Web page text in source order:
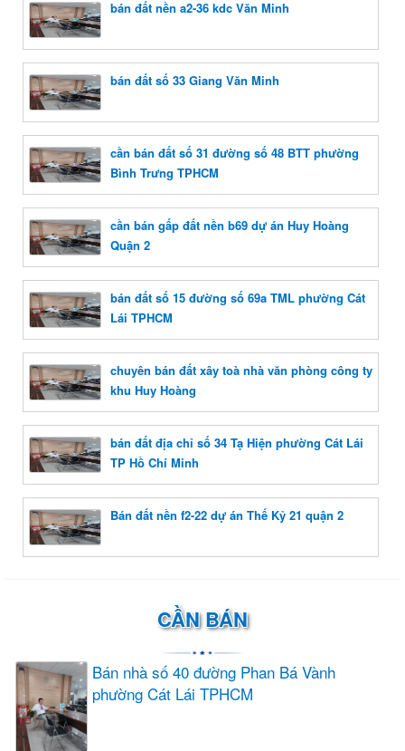
bán đất nền a2-36 kdc Văn Minh
bán đất số 33 Giang Văn Minh
cần bán đất số 31 đường số 48 BTT phường
Bình Trưng TPHCM
cần bán gấp đất nền b69 dự án Huy Hoàng
Quận 2
bán đất số 15 đường số 69a TML phường Cát
Lái TPHCM
chuyên bán đất xây toà nhà văn phòng công ty
khu Huy Hoàng
bán đất địa chỉ số 34 Tạ Hiện phường Cát Lái
TP Hồ Chí Minh
Bán đất nền f2-22 dự án Thế Kỷ 21 quận 2
CẦN BÁN
Bán nhà số 40 đường Phan Bá Vành
phường Cát Lái TPHCM